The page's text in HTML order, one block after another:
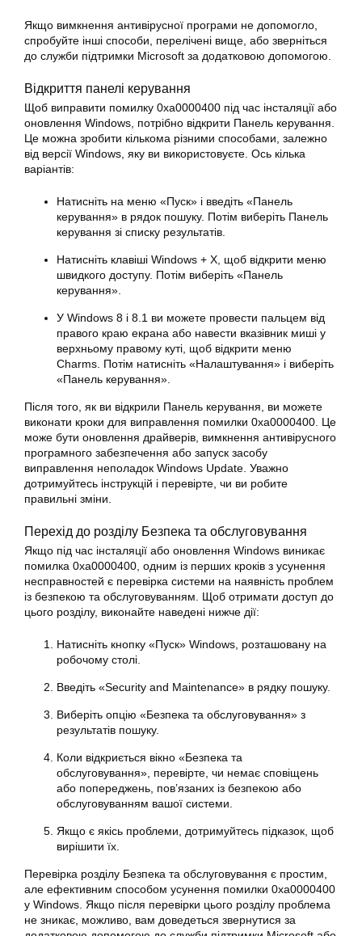
Якщо вимкнення антивірусної програми не допомогло,
спробуйте інші способи, перелічені вище, або зверніться
до служби підтримки Microsoft за додатковою допомогою.
Відкриття панелі керування
Щоб виправити помилку 0xa0000400 під час інсталяції або
оновлення Windows, потрібно відкрити Панель керування.
Це можна зробити кількома різними способами, залежно
від версії Windows, яку ви використовуєте. Ось кілька
варіантів:
Натисніть на меню «Пуск» і введіть «Панель
керування» в рядок пошуку. Потім виберіть Панель
керування зі списку результатів.
Натисніть клавіші Windows + X, щоб відкрити меню
швидкого доступу. Потім виберіть «Панель
керування».
У Windows 8 і 8.1 ви можете провести пальцем від
правого краю екрана або навести вказівник миші у
верхньому правому куті, щоб відкрити меню
Charms. Потім натисніть «Налаштування» і виберіть
«Панель керування».
Після того, як ви відкрили Панель керування, ви можете
виконати кроки для виправлення помилки 0xa0000400. Це
може бути оновлення драйверів, вимкнення антивірусного
програмного забезпечення або запуск засобу
виправлення неполадок Windows Update. Уважно
дотримуйтесь інструкцій і перевірте, чи ви робите
правильні зміни.
Перехід до розділу Безпека та обслуговування
Якщо під час інсталяції або оновлення Windows виникає
помилка 0xa0000400, одним із перших кроків з усунення
несправностей є перевірка системи на наявність проблем
із безпекою та обслуговуванням. Щоб отримати доступ до
цього розділу, виконайте наведені нижче дії:
Натисніть кнопку «Пуск» Windows, розташовану на
робочому столі.
Введіть «Security and Maintenance» в рядку пошуку.
Виберіть опцію «Безпека та обслуговування» з
результатів пошуку.
Коли відкриється вікно «Безпека та
обслуговування», перевірте, чи немає сповіщень
або попереджень, пов’язаних із безпекою або
обслуговуванням вашої системи.
Якщо є якісь проблеми, дотримуйтесь підказок, щоб
вирішити їх.
Перевірка розділу Безпека та обслуговування є простим,
але ефективним способом усунення помилки 0xa0000400
у Windows. Якщо після перевірки цього розділу проблема
не зникає, можливо, вам доведеться звернутися за